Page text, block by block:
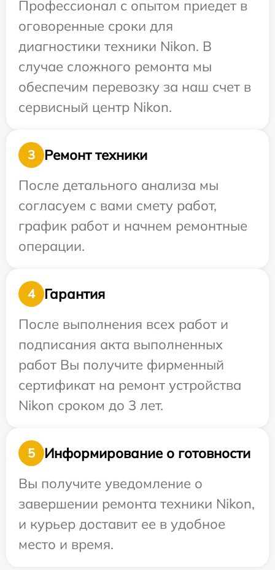
Профессионал с опытом приедет в
оговоренные сроки для
диагностики техники Nikon. В
случае сложного ремонта мы
обеспечим перевозку за наш счет в
сервисный центр Nikon.
3
Ремонт техники
После детального анализа мы
согласуем с вами смету работ,
график работ и начнем ремонтные
операции.
4
Гарантия
После выполнения всех работ и
подписания акта выполненных
работ Вы получите фирменный
сертификат на ремонт устройства
Nikon сроком до 3 лет.
5
Информирование о готовности
Вы получите уведомление о
завершении ремонта техники Nikon,
и курьер доставит ее в удобное
место и время.